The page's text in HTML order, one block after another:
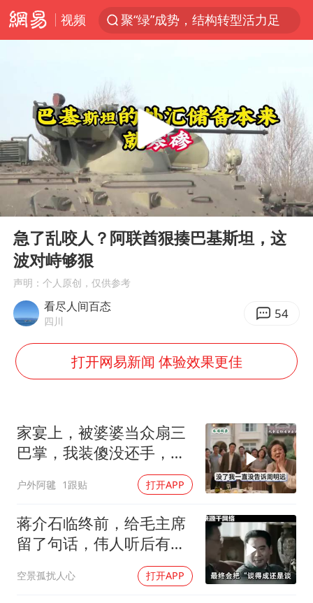
视频
聚“绿”成势，结构转型活力足
郑国霖回应去景区上班被保安拦下
金饰克价大幅跳涨
多地要求领导干部带头休假
24小时不关空调 电费会更低吗
龚宝冬烈士安葬仪式举行
女子利用漏洞0元买了3千台电器
新华社权威快报|我国编制完成新版全月地质图
今年4位周星驰电影配角去世
律师称“梅姨”若满75岁或不适用死刑
要给全体职工“应休尽休”的底气
中国经济展现强大韧性和活力
Play
00:00 07:40
急了乱咬人？阿联酋狠揍巴基斯坦，这
波对峙够狠
声明：个人原创，仅供参考
看尽人间百态
四川 54
打开网易新闻 体验效果更佳
家宴上，被婆婆当众扇三
巴掌，我装傻没还手，悄
悄卖别墅搬家，8天后丈
夫全家10人被新户主请出
家门
户外阿毽 1跟贴 打开APP
蒋介石临终前，给毛主席
留了句话，伟人听后有什
空景孤扰人心 打开APP